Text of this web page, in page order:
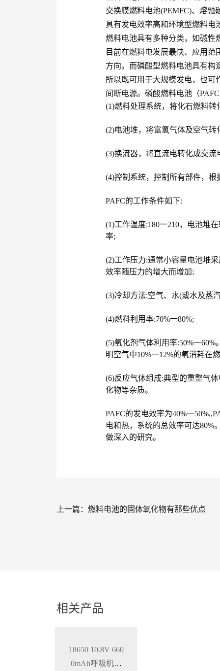
交换膜燃料电池(PEMFC)、熔
具有发电效率高和环境型燃料电
燃料电池具有多种分类，如碱性
目前在燃料电发展最快、应用
方向。而磷酸型燃料电池具有构
所以既可用于大规模发电，也可
间断电源。磷酸燃料电池（
(1)燃料处理系统，将化石燃料转
(2)电池堆，将富氢气体及空气转
(3)换流器，将直流电转化成交流
(4)控制系统，控制所有部件，
PAFC的工作条件如下:
(1)工作温度:180一210，电池堆
率;
(2)工作压力:通常小容量电池堆
效率随压力的增大而增加;
(3)冷却方法:空气、水(或水及蒸
(4)燃料利用率:70%一80%;
(5)氧化剂气体利用率:50%一60%
明空气中10%一12%的氧消耗在
(6)反应气体组成:典型的重整气
化物等杂质。
PAFC的发电效率为40%一
电和热，系统的总效率可达80%
做深入的研究。
上一篇： 燃料电池的固体氧化物有那些优点
相关产品
18650 10.8V 660
0mAh呼吸机智